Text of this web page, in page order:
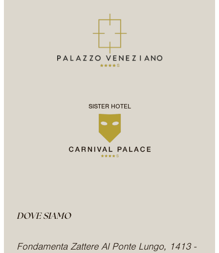
SISTER HOTEL
DOVE SIAMO
Fondamenta Zattere Al Ponte Lungo, 1413 -